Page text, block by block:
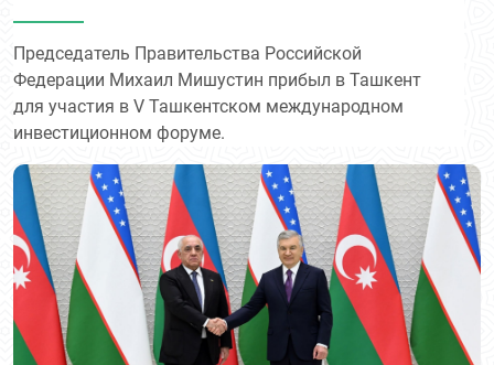
международном инвестиционном
форуме
Председатель Правительства Российской
Федерации Михаил Мишустин прибыл в Ташкент
для участия в V Ташкентском международном
инвестиционном форуме.